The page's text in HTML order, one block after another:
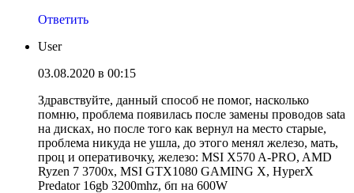
Ответить
User
03.08.2020 в 00:15
Здравствуйте, данный способ не помог, насколько
помню, проблема появилась после замены проводов sata
на дисках, но после того как вернул на место старые,
проблема никуда не ушла, до этого менял железо, мать,
проц и оперативочку, железо: MSI X570 A-PRO, AMD
Ryzen 7 3700x, MSI GTX1080 GAMING X, HyperX
Predator 16gb 3200mhz, бп на 600W